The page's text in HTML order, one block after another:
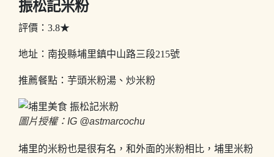
振松記米粉
評價：3.8★
地址：南投縣埔里鎮中山路三段215號
推薦餐點：芋頭米粉湯、炒米粉
圖片授權：IG @astmarcochu
埔里的米粉也是很有名，和外面的米粉相比，埔里米粉